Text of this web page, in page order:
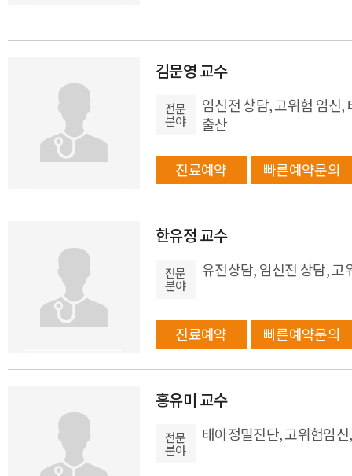
김문영 교수
전문
분야
임신전 상담, 고위험 임신
출산
진료예약 빠른예약문의
한유정 교수
전문
분야
유전상담, 임신전 상담,
진료예약 빠른예약문의
홍유미 교수
전문
분야
태아정밀진단, 고위험임